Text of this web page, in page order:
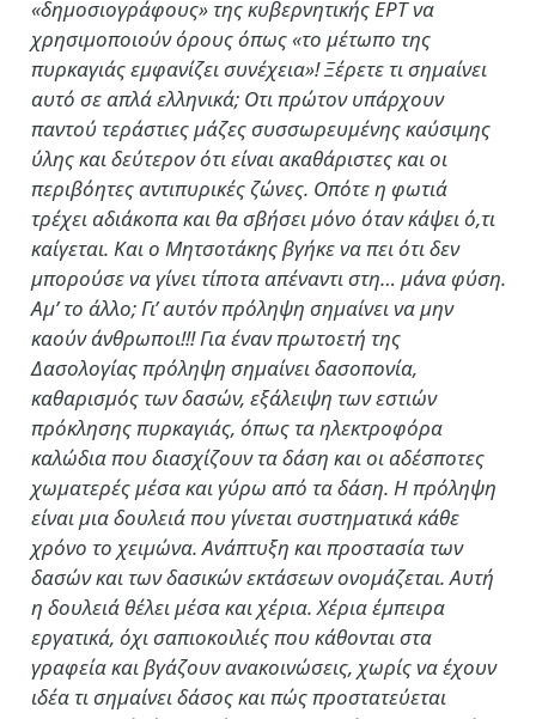
«δημοσιογράφους» της κυβερνητικής ΕΡΤ να
χρησιμοποιούν όρους όπως «το μέτωπο της
πυρκαγιάς εμφανίζει συνέχεια»! Ξέρετε τι σημαίνει
αυτό σε απλά ελληνικά; Οτι πρώτον υπάρχουν
παντού τεράστιες μάζες συσσωρευμένης καύσιμης
ύλης και δεύτερον ότι είναι ακαθάριστες και οι
περιβόητες αντιπυρικές ζώνες. Οπότε η φωτιά
τρέχει αδιάκοπα και θα σβήσει μόνο όταν κάψει ό,τι
καίγεται. Και ο Μητσοτάκης βγήκε να πει ότι δεν
μπορούσε να γίνει τίποτα απέναντι στη… μάνα φύση.
Αμ’ το άλλο; Γι’ αυτόν πρόληψη σημαίνει να μην
καούν άνθρωποι!!! Για έναν πρωτοετή της
Δασολογίας πρόληψη σημαίνει δασοπονία,
καθαρισμός των δασών, εξάλειψη των εστιών
πρόκλησης πυρκαγιάς, όπως τα ηλεκτροφόρα
καλώδια που διασχίζουν τα δάση και οι αδέσποτες
χωματερές μέσα και γύρω από τα δάση. Η πρόληψη
είναι μια δουλειά που γίνεται συστηματικά κάθε
χρόνο το χειμώνα. Ανάπτυξη και προστασία των
δασών και των δασικών εκτάσεων ονομάζεται. Αυτή
η δουλειά θέλει μέσα και χέρια. Χέρια έμπειρα
εργατικά, όχι σαπιοκοιλιές που κάθονται στα
γραφεία και βγάζουν ανακοινώσεις, χωρίς να έχουν
ιδέα τι σημαίνει δάσος και πώς προστατεύεται